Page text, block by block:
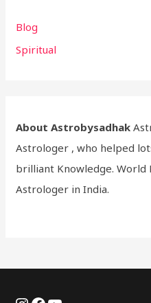
Blog
Spiritual
About Astrobysadhak
Astrologer , who helped
brilliant Knowledge. World
Astrologer in India.